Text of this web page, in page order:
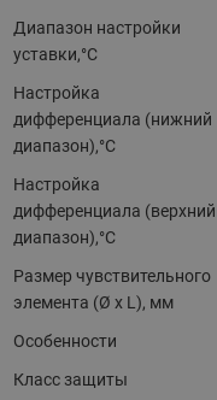
Диапазон настройки
уставки,°C
Настройка
дифференциала (нижний
диапазон),°C
Настройка
дифференциала (верхний
диапазон),°C
Размер чувствительного
элемента (Ø x L), мм
Особенности
Класс защиты